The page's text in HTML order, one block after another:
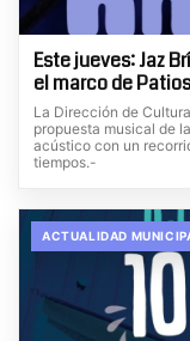
Este jueves: Jaz
el marco de
La Dirección de
propuesta musical de
acústico con un
tiempos.-
ACTUALIDAD